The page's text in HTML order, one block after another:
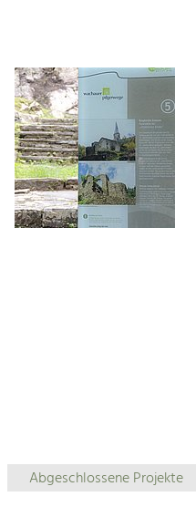
Abgeschlossene Projekte